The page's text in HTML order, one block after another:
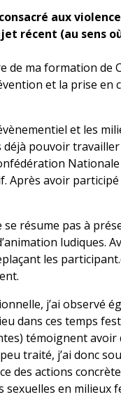
aux
récent (au sens
de ma formation de
et la prise en
et les
déjà pouvoir
avoir participé
résume pas à
ludiques.
les
j’ai observé
dans ces temps
témoignent
traité, j’ai donc
des actions
sexuelles en milieux